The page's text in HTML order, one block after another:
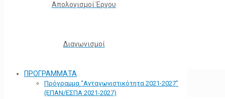
Απολογισμοί Έργου
Διαγωνισμοί
ΠΡΟΓΡΑΜΜΑΤΑ
Πρόγραμμα “Ανταγωνιστικότητα 2021-2027”
(ΕΠΑΝ/ΕΣΠΑ 2021-2027)